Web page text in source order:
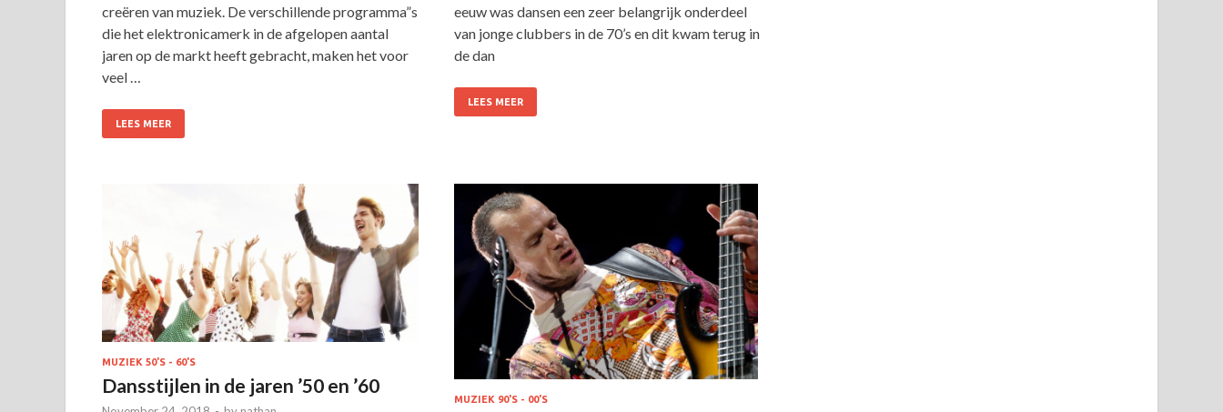
creëren van muziek. De verschillende programma”s
die het elektronicamerk in de afgelopen aantal
jaren op de markt heeft gebracht, maken het voor
veel …
LEES MEER
eeuw was dansen een zeer belangrijk onderdeel
van jonge clubbers in de 70’s en dit kwam terug in
de dan
LEES MEER
MUZIEK 50'S - 60'S
Dansstijlen in de jaren ’50 en ’60
MUZIEK 90'S - 00'S